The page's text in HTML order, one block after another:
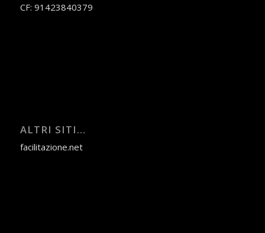
CF: 91423840379
ALTRI SITI…
facilitazione.net